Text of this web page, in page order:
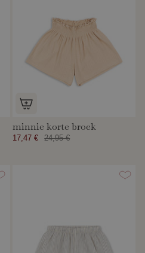
minnie korte broek
17,47 € 24,95 €